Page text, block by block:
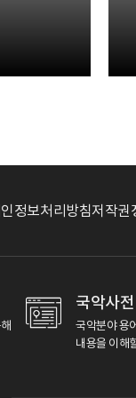
41. 대금 - 이미지
정보처리방침저작권
국악사전
국악분야 용
내용을 이해